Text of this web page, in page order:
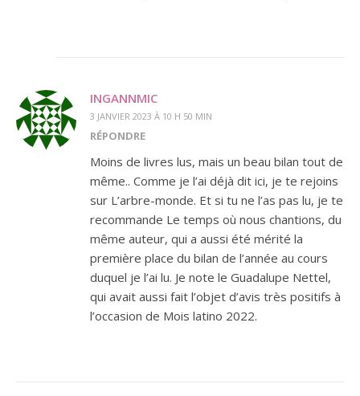
INGANNMIC
3 JANVIER 2023 À 10 H 50 MIN
RÉPONDRE
Moins de livres lus, mais un beau bilan tout de
même.. Comme je l’ai déjà dit ici, je te rejoins
sur L’arbre-monde. Et si tu ne l’as pas lu, je te
recommande Le temps où nous chantions, du
même auteur, qui a aussi été mérité la
première place du bilan de l’année au cours
duquel je l’ai lu. Je note le Guadalupe Nettel,
qui avait aussi fait l’objet d’avis très positifs à
l’occasion de Mois latino 2022.